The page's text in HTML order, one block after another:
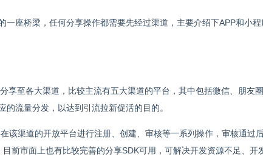
座桥梁，任何分享操作都需要先经过渠道，主要介绍下APP和小
享至各大渠道，比较主流有五大渠道的平台，其中包括微信、朋友
流量分发，以达到引流拉新促活的目的。
该渠道的开放平台进行注册、创建、审核等一系列操作，审核通过
前市面上也有比较完善的分享SDK可用，可解决开发资源不足、开